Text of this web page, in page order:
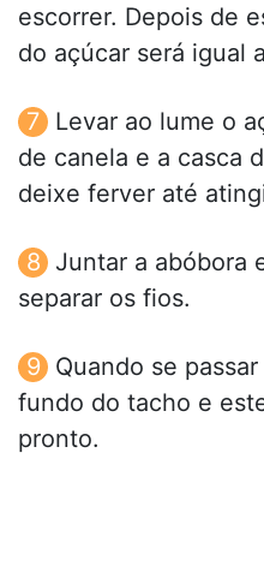
escorrer. Depois de
do açúcar será igual
Levar ao lume o
de canela e a casca
deixe ferver até
Juntar a abóbora
separar os fios.
Quando se
fundo do tacho e
pronto.